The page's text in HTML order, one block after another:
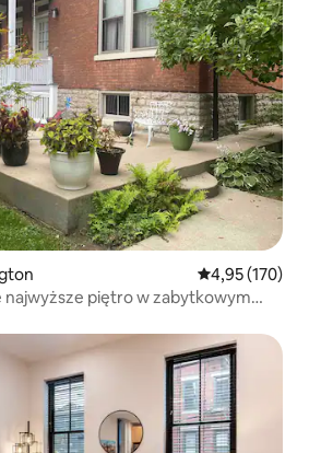
Średnia
4,95 (170)
piętro w zabytkowym